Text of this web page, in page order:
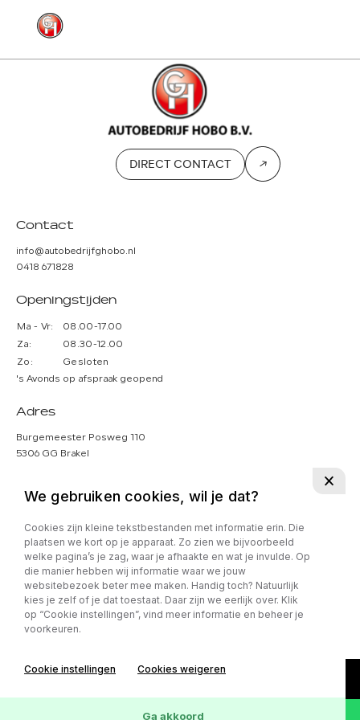
DIRECT CONTACT
Contact
info@autobedrijfghobo.nl
0418 671828
Openingstijden
Ma - Vr:
08.00-17.00
Za:
08.30-12.00
Zo:
Gesloten
's Avonds op afspraak geopend
Adres
Burgemeester Posweg 110
5306 GG Brakel
Volg ons:
Privacy policy
We gebruiken cookies, wil je dat?
Cookies zijn kleine tekstbestanden met informatie erin. Die
plaatsen we kort op je apparaat. Zo zien we bijvoorbeeld
welke pagina’s je zag, waar je afhaakte en wat je invulde. Op
die manier hebben wij informatie waar we jouw
websitebezoek beter mee maken. Handig toch? Natuurlijk
kies je zelf of je dat toestaat. Daar zijn we eerlijk over. Klik
op “Cookie instellingen”, vind meer informatie en beheer je
voorkeuren.
Cookie instellingen Cookies weigeren
Ga akkoord